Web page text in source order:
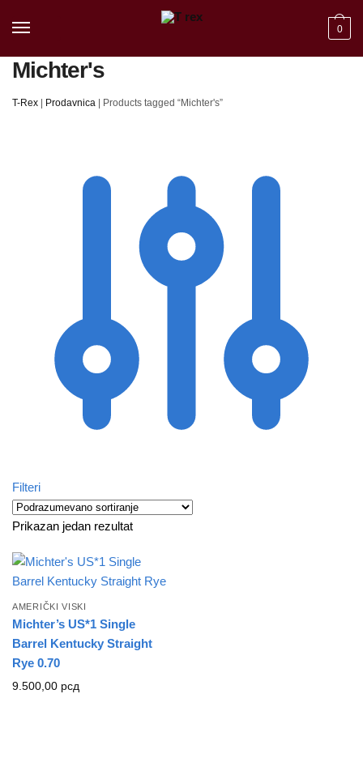
0
Michter's
T-Rex Prodavnica Products tagged “Michter's”
Filteri
Prikazan jedan rezultat
AMERIČKI VISKI
Michter’s US*1 Single
Barrel Kentucky Straight
Rye 0.70
9.500,00 рсд